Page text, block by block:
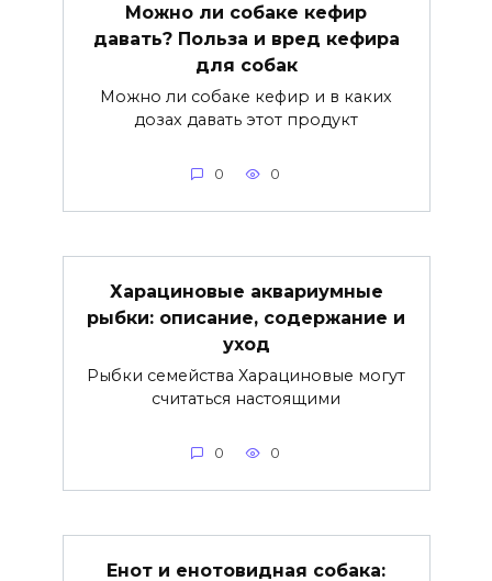
Можно ли собаке кефир
давать? Польза и вред кефира
для собак
Можно ли собаке кефир и в каких
дозах давать этот продукт
0 0
Харациновые аквариумные
рыбки: описание, содержание и
уход
Рыбки семейства Харациновые могут
считаться настоящими
0 0
Енот и енотовидная собака: